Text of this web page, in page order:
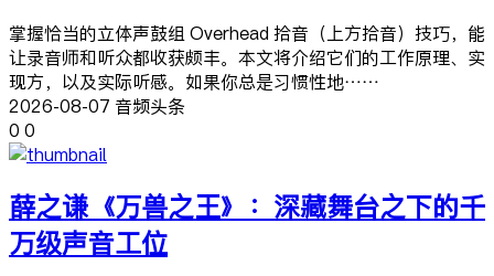
掌握恰当的立体声鼓组 Overhead 拾音（上方拾音）技巧，能
让录音师和听众都收获颇丰。本文将介绍它们的工作原理、实
现方，以及实际听感。如果你总是习惯性地……
2026-08-07 音频头条
0 0
薛之谦《万兽之王》：深藏舞台之下的千
万级声音工位